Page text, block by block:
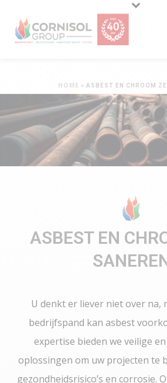
HOME » ASBEST EN CHROOM
ASBEST EN
U denkt er liever niet over na,
bedrijfspand kan asbest
expertise bieden we veilige
oplossingen om uw projecten te
gezondheidsrisico’s en corrosie.